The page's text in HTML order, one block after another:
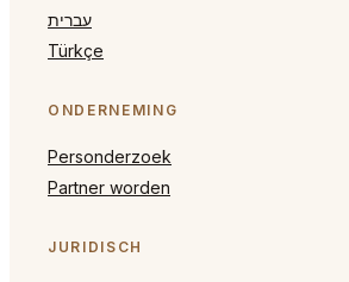
עברית
Türkçe
ONDERNEMING
Personderzoek
Partner worden
JURIDISCH